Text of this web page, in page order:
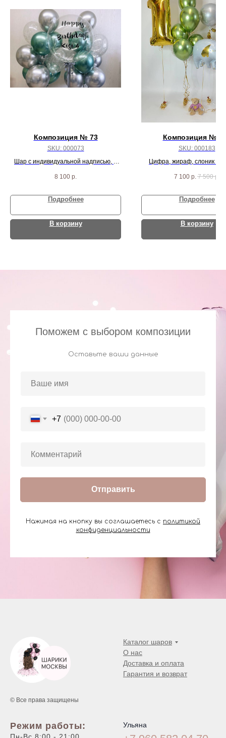
Композиция № 73
SKU: 000073
Шар с индивидуальной надписью, 4
зеленых шаров
8 100 р.
Подробнее
В корзину
Композиция №
SKU: 000183
Цифра, жираф, слоник и
7 100 р. 7 500 р.
Подробнее
В корзину
Поможем с выбором композиции
Оставьте ваши данные
+7
Отправить
Нажимая на кнопку вы соглашаетесь с политикой
конфиденциальности
© Все права защищены
Каталог шаров
О нас
Доставка и оплата
Гарантия и возврат
Режим работы:
Пн-Вс 8:00 - 21:00
Ульяна